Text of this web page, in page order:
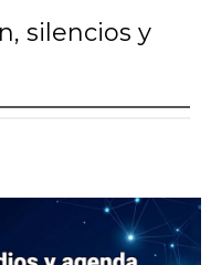
silencios y